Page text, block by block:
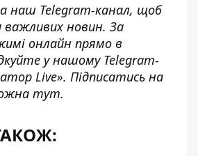
наш Telegram-канал, щоб
новин. За
онлайн прямо в
у нашому Telegram-
Live». Підписатись на
тут.